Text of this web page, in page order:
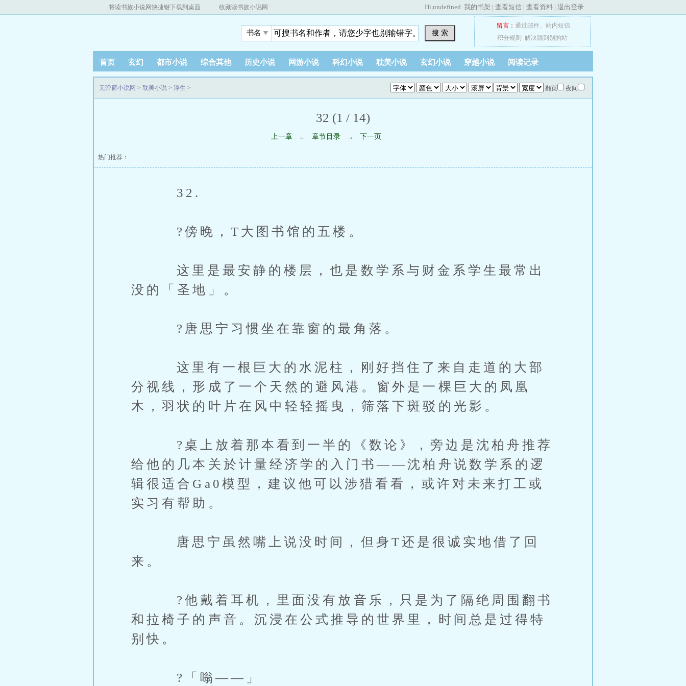
将读书族小说网快捷键下载到桌面 收藏读书族小说网 Hi,undefined 我的书架 | 查看短信 | 查看资料 | 退出登录
书名 搜 索
留言： 通过邮件、 站内短信
积分规则
解决跳到别的站
首页 玄幻 都市小说 综合其他 历史小说 网游小说 科幻小说 耽美小说 玄幻小说 穿越小说 阅读记录
翻页 夜间
无弹窗小说网 > 耽美小说 > 浮生 >
32 (1 / 14)
上一章 ← 章节目录 → 下一页
热门推荐：
32.
?傍晚，T大图书馆的五楼。
这里是最安静的楼层，也是数学系与财金系学生最常出
没的「圣地」。
?唐思宁习惯坐在靠窗的最角落。
这里有一根巨大的水泥柱，刚好挡住了来自走道的大部
分视线，形成了一个天然的避风港。窗外是一棵巨大的凤凰
木，羽状的叶片在风中轻轻摇曳，筛落下斑驳的光影。
?桌上放着那本看到一半的《数论》，旁边是沈柏舟推荐
给他的几本关於计量经济学的入门书——沈柏舟说数学系的逻
辑很适合Ga0模型，建议他可以涉猎看看，或许对未来打工或
实习有帮助。
唐思宁虽然嘴上说没时间，但身T还是很诚实地借了回
来。
?他戴着耳机，里面没有放音乐，只是为了隔绝周围翻书
和拉椅子的声音。沉浸在公式推导的世界里，时间总是过得特
别快。
?「嗡——」